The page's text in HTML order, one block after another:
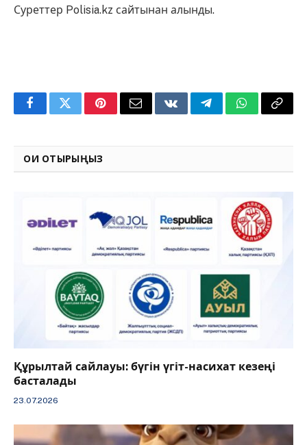
Суреттер Polisia.kz сайтынан алынды.
FacebookTwitterPinterestEmail VKontakteTelegramWhatsApp
Copy
ОҚИ ОТЫРЫҢЫЗ
Құрылтай сайлауы: бүгін үгіт-насихат кезеңі
басталады
23.07.2026